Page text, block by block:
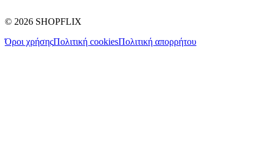
© 2026 SHOPFLIX
Όροι χρήσηςΠολιτική cookiesΠολιτική απορρήτου